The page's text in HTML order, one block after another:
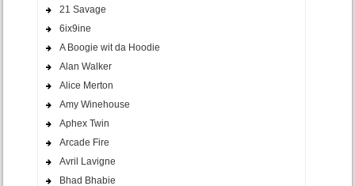
21 Savage
6ix9ine
A Boogie wit da Hoodie
Alan Walker
Alice Merton
Amy Winehouse
Aphex Twin
Arcade Fire
Avril Lavigne
Bhad Bhabie